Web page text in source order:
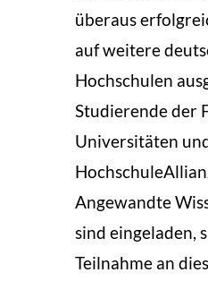
überaus
auf weitere
Hochschulen
Studierende der
Universitäten
Angewandte
sind eingeladen,
Teilnahme an